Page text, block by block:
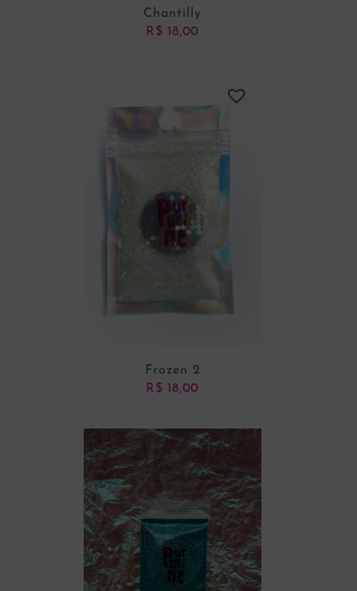
ADICIONAR AO CARRINHO
Chantilly
R$ 18,00
ADICIONAR AO CARRINHO
Frozen 2
R$ 18,00